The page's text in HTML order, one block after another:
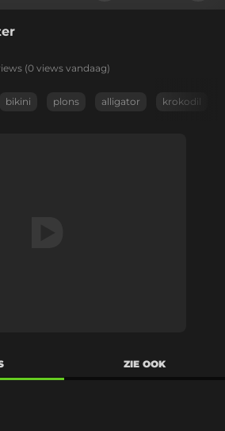
(0 views vandaag)
bikini plons alligator krokodil
ZIE OOK